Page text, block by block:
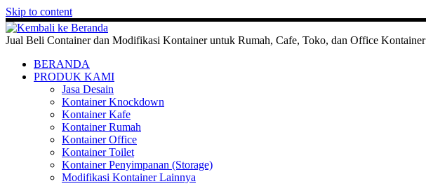
Skip to content
Jual Beli Container dan Modifikasi Kontainer untuk Rumah, Cafe, Toko, dan Office Kontainer
BERANDA
PRODUK KAMI
Jasa Desain
Kontainer Knockdown
Kontainer Kafe
Kontainer Rumah
Kontainer Office
Kontainer Toilet
Kontainer Penyimpanan (Storage)
Modifikasi Kontainer Lainnya